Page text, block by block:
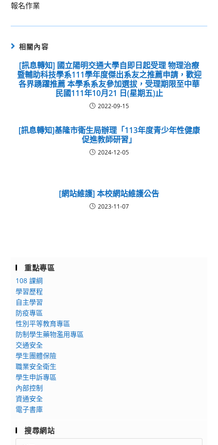
報名作業
相關內容
[訊息轉知] 國立陽明交通大學自即日起受理 物理治療
暨輔助科技學系111學年度傑出系友之推薦申請，歡迎
各界踴躍推薦 本學系系友參加選拔，受理期限至中華
民國111年10月21 日(星期五)止
2022-09-15
[訊息轉知]基隆市衛生局辦理「113年度青少年性健康
促進教師研習」
2024-12-05
[網站維護] 本校網站維護公告
2023-11-07
重點專區
108 課綱
學習歷程
自主學習
防疫專區
性別平等教育專區
防制學生藥物濫用專區
交通安全
學生團體保險
職業安全衛生
學生申訴專區
內部控制
資通安全
電子書庫
搜尋網站
Search